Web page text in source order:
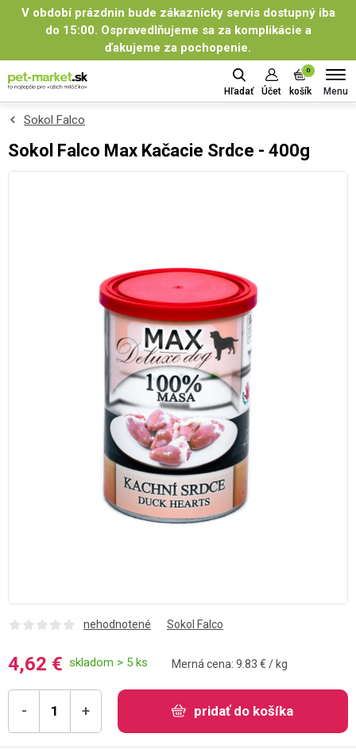
V období prázdnin bude zákaznícky servis dostupný iba
do 15:00. Ospravedlňujeme sa za komplikácie a
ďakujeme za pochopenie.
Hľadať Účet
0
košík Menu
Sokol Falco
Sokol Falco Max Kačacie Srdce - 400g
nehodnotené Sokol Falco
4,62 € skladom > 5 ks Merná cena: 9.83 € / kg
- + pridať do košíka